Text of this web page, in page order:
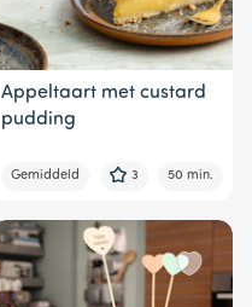
Appeltaart met custard
pudding
Gemiddeld 3 50 min.